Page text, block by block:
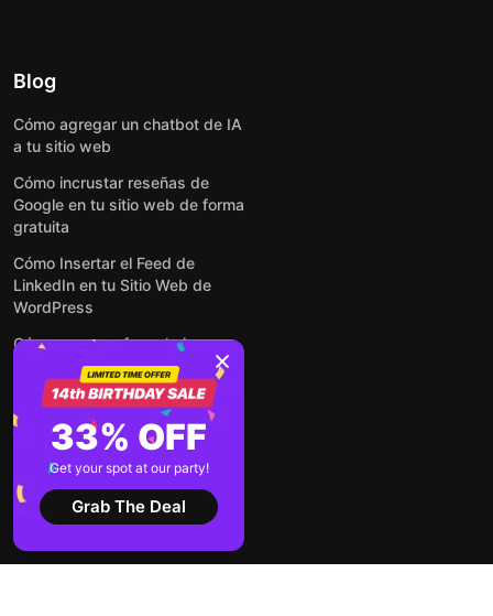
Blog
Cómo agregar un chatbot de IA
a tu sitio web
Cómo incrustar reseñas de
Google en tu sitio web de forma
gratuita
Cómo Insertar el Feed de
LinkedIn en tu Sitio Web de
WordPress
Cómo crear un formulario para
WordPress: de manera simple y
rápida
Cómo incrustar formularios en
cualquier sitio web en línea y
gratis
Ver todas las entradas
33% OFF
Get your spot at our party!
Grab The Deal